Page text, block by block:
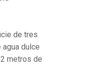
de tres
dulce
metros de